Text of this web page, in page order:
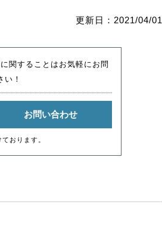
更新日：2021/04/01
関することはお気軽にお問
い！
お問い合わせ
おります。